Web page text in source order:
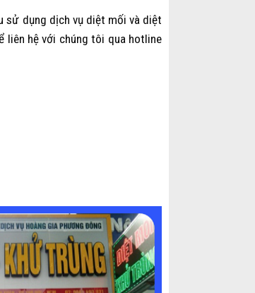
sử dụng dịch vụ diệt mối và diệt
liên hệ với chúng tôi qua hotline